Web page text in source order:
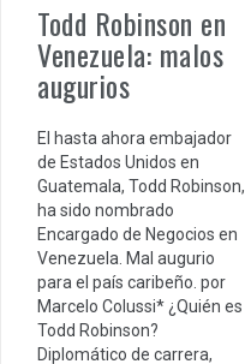
Todd Robinson en
Venezuela: malos
augurios
El hasta ahora embajador
de Estados Unidos en
Guatemala, Todd Robinson,
ha sido nombrado
Encargado de Negocios en
Venezuela. Mal augurio
para el país caribeño. por
Marcelo Colussi* ¿Quién es
Todd Robinson?
Diplomático de carrera,